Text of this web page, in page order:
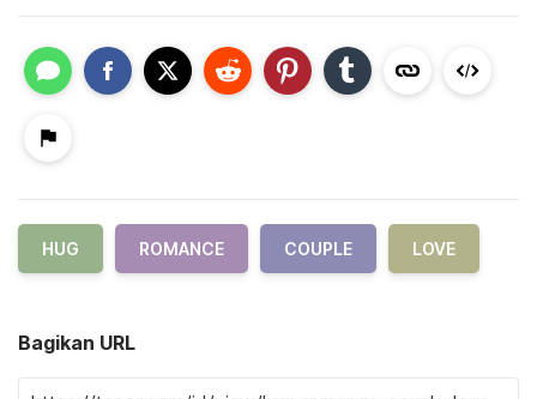
HUG ROMANCE COUPLE LOVE
Bagikan URL